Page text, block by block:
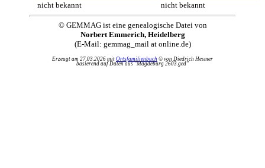
nicht bekannt nicht bekannt
© GEMMAG ist eine genealogische Datei von
Norbert Emmerich, Heidelberg
(E-Mail: gemmag_mail at online.de)
Erzeugt am 27.03.2026 mit Ortsfamilienbuch © von Diedrich Hesmer
basierend auf Daten aus "Magdeburg 2603.ged"